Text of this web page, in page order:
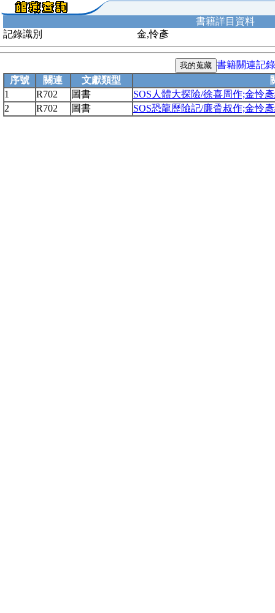
書籍詳目資料
記錄識別
金,怜彥
書籍關連記錄
序號
關連 文獻類型
1
R702 圖書
SOS人體大探險/徐喜周作;金怜
2
R702 圖書 SOS恐龍歷險記/廉脀叔作;金怜